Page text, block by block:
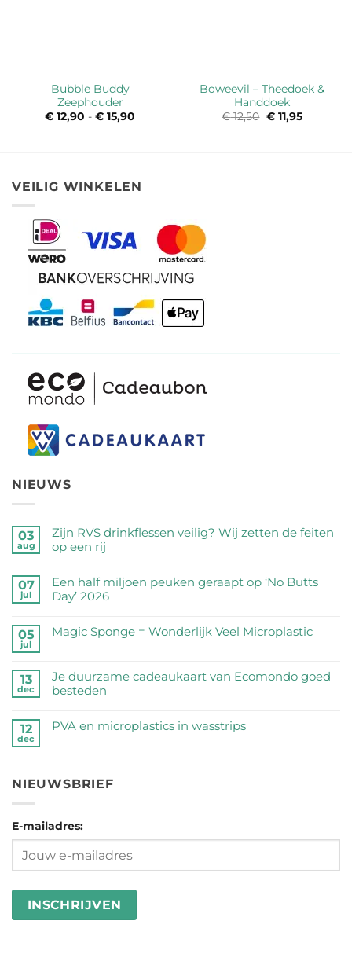
Bubble Buddy
Zeephouder
€ 12,90 - € 15,90
Boweevil – Theedoek &
Handdoek
€12,50
prijs
€11,95Huidige
VEILIG WINKELEN
NIEUWS
03
aug
Zijn RVS drinkflessen veilig? Wij zetten de feiten
op een rij
reacties
op
Zijn
drinkflessen
zetten
de
op
een
07
jul
Een half miljoen peuken geraapt op ‘No Butts
Day’ 2026
reacties
half
miljoen
peuken
op
2026
05
jul
Magic Sponge = Wonderlijk Veel Microplastic
op
Magic
=
Wonderlijk
13
dec
Je duurzame cadeaukaart van Ecomondo goed
besteden
reacties
cadeaukaart
van
goed
besteden
12
dec
PVA en microplastics in wasstrips
PVA
in
wasstrips
NIEUWSBRIEF
E-mailadres: